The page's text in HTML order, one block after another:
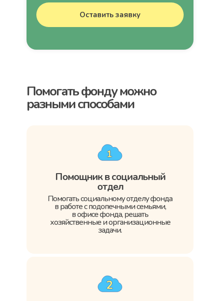
Оставить заявку
Помогать фонду можно
разными способами
Помогать социальному отделу фонда
в работе с подопечными семьями,
в офисе фонда, решать
хозяйственные и организационные
задачи.
Помощник в социальный
отдел